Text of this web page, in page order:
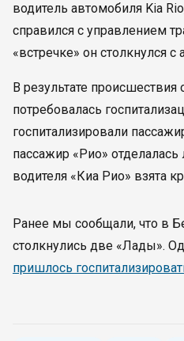
водитель автомобиля Kia
справился с управлением
«встречке» он столкнулся
В результате
потребовалась
госпитализировали
пассажир «Рио»
водителя «Киа Рио» взята
Ранее мы сообщали, что в
столкнулись две «Лады».
пришлось